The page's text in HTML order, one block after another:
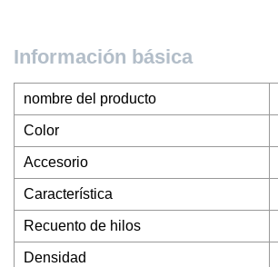
Información básica
nombre del producto
Color
Accesorio
Característica
Recuento de hilos
Densidad